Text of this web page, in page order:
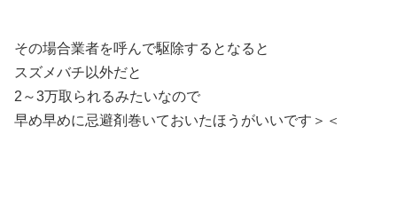
その場合業者を呼んで駆除するとなると
スズメバチ以外だと
2～3万取られるみたいなので
早め早めに忌避剤巻いておいたほうがいいです＞＜